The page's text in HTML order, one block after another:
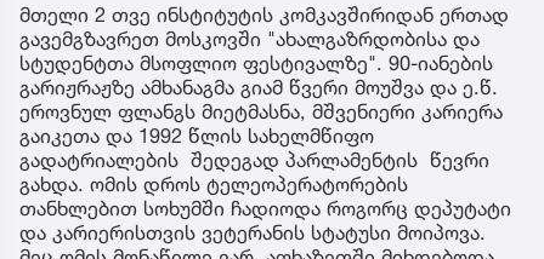
მთელი 2 თვე ინსტიტუტის კომკავშირიდან ერთად
გავემგზავრეთ მოსკოვში "ახალგაზრდობისა და
სტუდენტთა მსოფლიო ფესტივალზე". 90-იანების
გარიჟრაჟზე ამხანაგმა გიამ წვერი მოუშვა და ე.წ.
ეროვნულ ფლანგს მიეტმასნა, მშვენიერი კარიერა
გაიკეთა და 1992 წლის სახელმწიფო
გადატრიალების შედეგად პარლამენტის წევრი
გახდა. ომის დროს ტელეოპერატორების
თანხლებით სოხუმში ჩადიოდა როგორც დეპუტატი
და კარიერისთვის ვეტერანის სტატუსი მოიპოვა.